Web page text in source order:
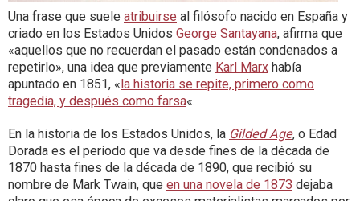
Una frase que suele atribuirse al filósofo nacido en España y
criado en los Estados Unidos George Santayana, afirma que
«aquellos que no recuerdan el pasado están condenados a
repetirlo», una idea que previamente Karl Marx había
apuntado en 1851, « la historia se repite, primero como
tragedia, y después como farsa«.
En la historia de los Estados Unidos, la Gilded Age, o Edad
Dorada es el período que va desde fines de la década de
1870 hasta fines de la década de 1890, que recibió su
nombre de Mark Twain, que en una novela de 1873 dejaba